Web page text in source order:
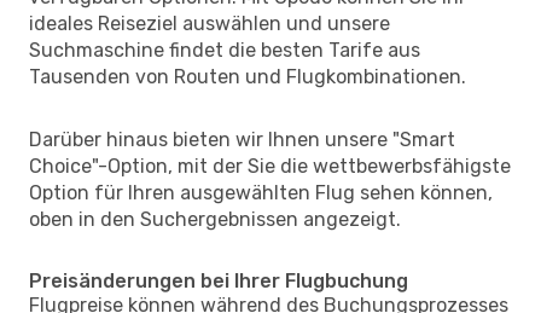
ideales Reiseziel auswählen und unsere
Suchmaschine findet die besten Tarife aus
Tausenden von Routen und Flugkombinationen.
Darüber hinaus bieten wir Ihnen unsere "Smart
Choice"-Option, mit der Sie die wettbewerbsfähigste
Option für Ihren ausgewählten Flug sehen können,
oben in den Suchergebnissen angezeigt.
Preisänderungen bei Ihrer Flugbuchung
Flugpreise können während des Buchungsprozesses